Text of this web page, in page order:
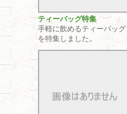
ティーバッグ特集
手軽に飲めるティーバッグ
を特集しました。